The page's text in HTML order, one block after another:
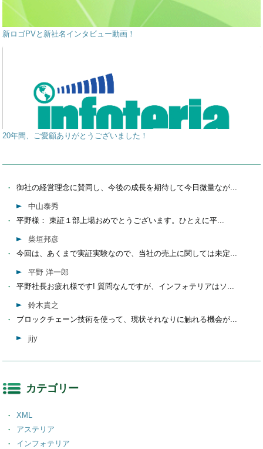
新ロゴPVと新社名インタビュー動画！
20年間、ご愛顧ありがとうございました！
御社の経営理念に賛同し、今後の成長を期待して今日微量なが...
中山泰秀
平野様： 東証１部上場おめでとうございます。ひとえに平...
柴垣邦彦
今回は、あくまで実証実験なので、当社の売上に関しては未定...
平野 洋一郎
平野社長お疲れ様です! 質問なんですが、インフォテリアはソ...
鈴木貴之
ブロックチェーン技術を使って、現状それなりに触れる機会が...
jijy
カテゴリー
XML
アステリア
インフォテリア